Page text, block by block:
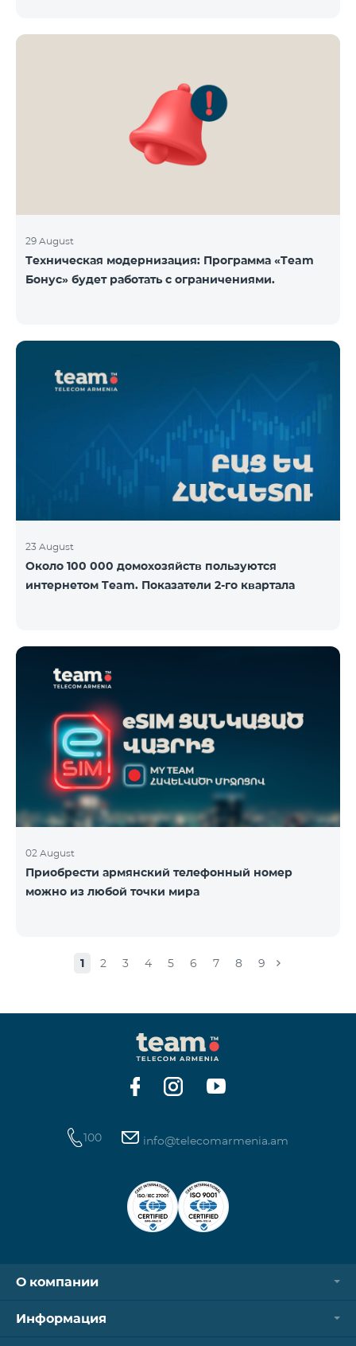
29 August
Техническая модернизация: Программа «Team
Бонус» будет работать с ограничениями.
23 August
Около 100 000 домохозяйств пользуются
интернетом Team. Показатели 2-го квартала
02 August
Приобрести армянский телефонный номер
можно из любой точки мира
1 2 3 4 5 6 7 8 9
100 info@telecomarmenia.am
О компании
Информация